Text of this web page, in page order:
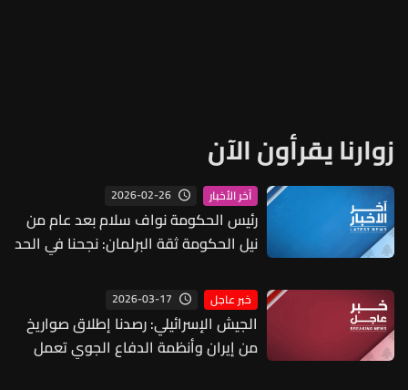
زوارنا يقرأون الآن
آخر الأخبار 2026-02-26
رئيس الحكومة نواف سلام بعد عام من
نيل الحكومة ثقة البرلمان: نجحنا في الحد
جديدة ونحن حكومة تأسيسية لاعادة بناء
الدولة وكنا نتمنى أن ننجز أكثر من ذلك
خبر عاجل 2026-03-17
الجيش الإسرائيلي: رصدنا إطلاق صواريخ
من إيران وأنظمة الدفاع الجوي تعمل